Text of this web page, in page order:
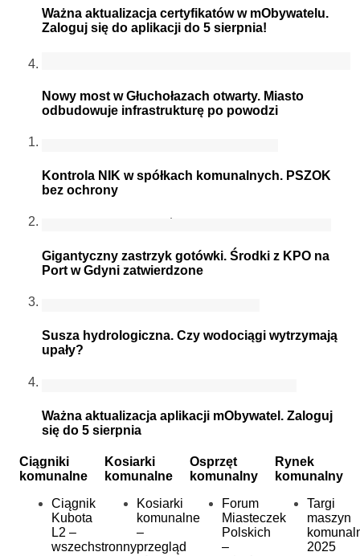
Ważna aktualizacja certyfikatów w mObywatelu.
Zaloguj się do aplikacji do 5 sierpnia!
Nowy most w Głuchołazach otwarty. Miasto
odbudowuje infrastrukturę po powodzi
Kontrola NIK w spółkach komunalnych. PSZOK
bez ochrony
Gigantyczny zastrzyk gotówki. Środki z KPO na
Port w Gdyni zatwierdzone
Susza hydrologiczna. Czy wodociągi wytrzymają
upały?
Ważna aktualizacja aplikacji mObywatel. Zaloguj
się do 5 sierpnia
Ciągniki
komunalne
Ciągnik
Kubota
L2 –
wszechstronny
Kosiarki
komunalne
Kosiarki
komunalne
–
przegląd
Osprzęt
komunalny
Forum
Miasteczek
Polskich
–
Rynek
komunalny
Targi
maszyn
2025